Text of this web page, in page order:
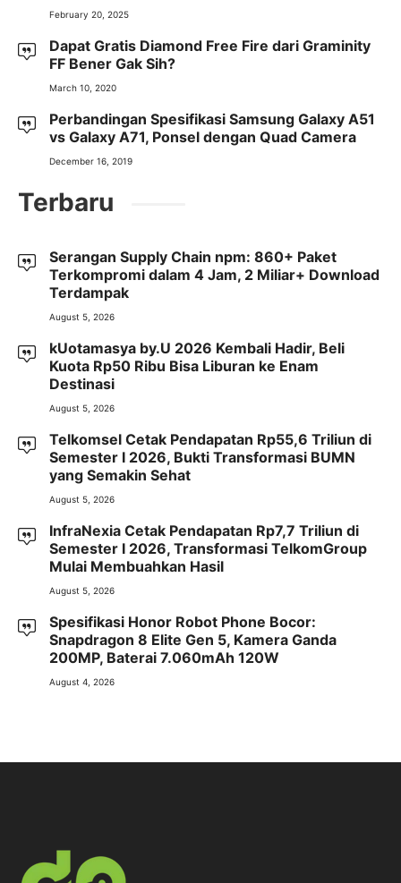
February 20, 2025
Dapat Gratis Diamond Free Fire dari Graminity
FF Bener Gak Sih?
March 10, 2020
Perbandingan Spesifikasi Samsung Galaxy A51
vs Galaxy A71, Ponsel dengan Quad Camera
December 16, 2019
Terbaru
Serangan Supply Chain npm: 860+ Paket
Terkompromi dalam 4 Jam, 2 Miliar+ Download
Terdampak
August 5, 2026
kUotamasya by.U 2026 Kembali Hadir, Beli
Kuota Rp50 Ribu Bisa Liburan ke Enam
Destinasi
August 5, 2026
Telkomsel Cetak Pendapatan Rp55,6 Triliun di
Semester I 2026, Bukti Transformasi BUMN
yang Semakin Sehat
August 5, 2026
InfraNexia Cetak Pendapatan Rp7,7 Triliun di
Semester I 2026, Transformasi TelkomGroup
Mulai Membuahkan Hasil
August 5, 2026
Spesifikasi Honor Robot Phone Bocor:
Snapdragon 8 Elite Gen 5, Kamera Ganda
200MP, Baterai 7.060mAh 120W
August 4, 2026